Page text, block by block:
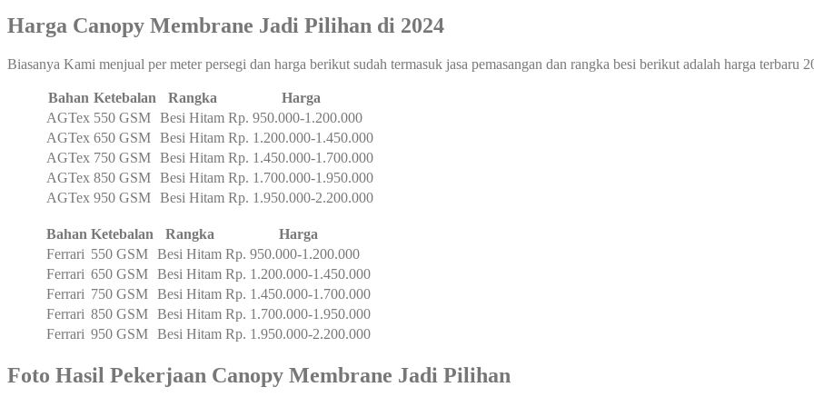
Harga Canopy Membrane Jadi Pilihan di 2024
Biasanya Kami menjual per meter persegi dan harga berikut sudah termasuk jasa pemasangan dan rangka besi berikut adalah harga terbaru
Bahan Ketebalan Rangka
Harga
AGTex 550 GSM Besi Hitam Rp. 950.000-1.200.000
AGTex 650 GSM Besi Hitam Rp. 1.200.000-1.450.000
AGTex 750 GSM Besi Hitam Rp. 1.450.000-1.700.000
AGTex 850 GSM Besi Hitam Rp. 1.700.000-1.950.000
AGTex 950 GSM Besi Hitam Rp. 1.950.000-2.200.000
Bahan Ketebalan Rangka
Harga
Ferrari 550 GSM Besi Hitam Rp. 950.000-1.200.000
Ferrari 650 GSM Besi Hitam Rp. 1.200.000-1.450.000
Ferrari 750 GSM Besi Hitam Rp. 1.450.000-1.700.000
Ferrari 850 GSM Besi Hitam Rp. 1.700.000-1.950.000
Ferrari 950 GSM Besi Hitam Rp. 1.950.000-2.200.000
Foto Hasil Pekerjaan Canopy Membrane Jadi Pilihan